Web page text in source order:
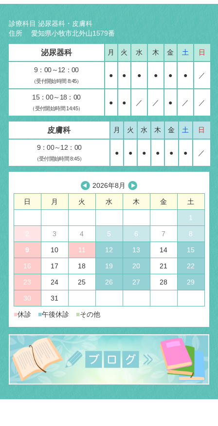
診療科目 泌尿器科・皮膚科
住所 愛知県小牧市北外山1579番
泌尿器科 月 火 水 木 金 土 日
9：00～12：00
（受付開始時間 8:45）
● ● ● ● ● ● ／
15：00～18：00
（受付開始時間 14:45）
● ● ／ ／ ● ／ ／
皮膚科 月 火 水 木 金 土 日
9：00～12：00
（受付開始時間 8:45）
● ● ● ● ● ● ／
2026年8月
日 月 火 水 木 金 土
1
2 3 4 5 6 7 8
9 10 11 12 13 14 15
16 17 18 19 20 21 22
23 24 25 26 27 28 29
30 31
■休診 ■午後休診 ■その他